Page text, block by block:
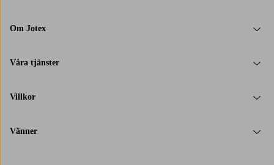
Om Jotex
Våra tjänster
Villkor
Vänner